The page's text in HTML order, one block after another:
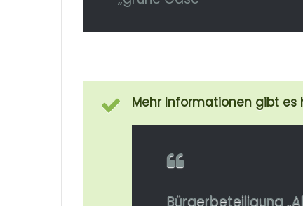
Mehr Informationen gibt es
Bürgerbeteiligung